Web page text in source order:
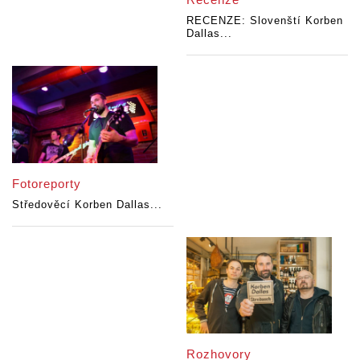
RECENZE: Slovenští Korben
Dallas...
Fotoreporty
Středověcí Korben Dallas...
Rozhovory